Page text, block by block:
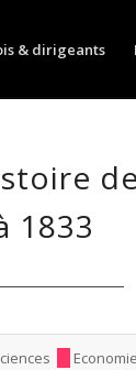
& dirigeants
1833
Economie